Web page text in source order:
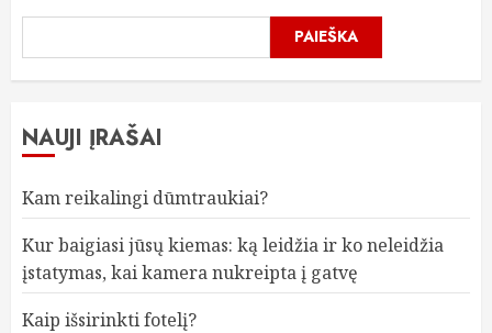
PAIEŠKA
NAUJI ĮRAŠAI
Kam reikalingi dūmtraukiai?
Kur baigiasi jūsų kiemas: ką leidžia ir ko neleidžia
įstatymas, kai kamera nukreipta į gatvę
Kaip išsirinkti fotelį?